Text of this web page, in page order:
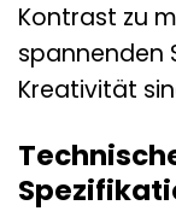
Kontrast zu
spannenden
Kreativität